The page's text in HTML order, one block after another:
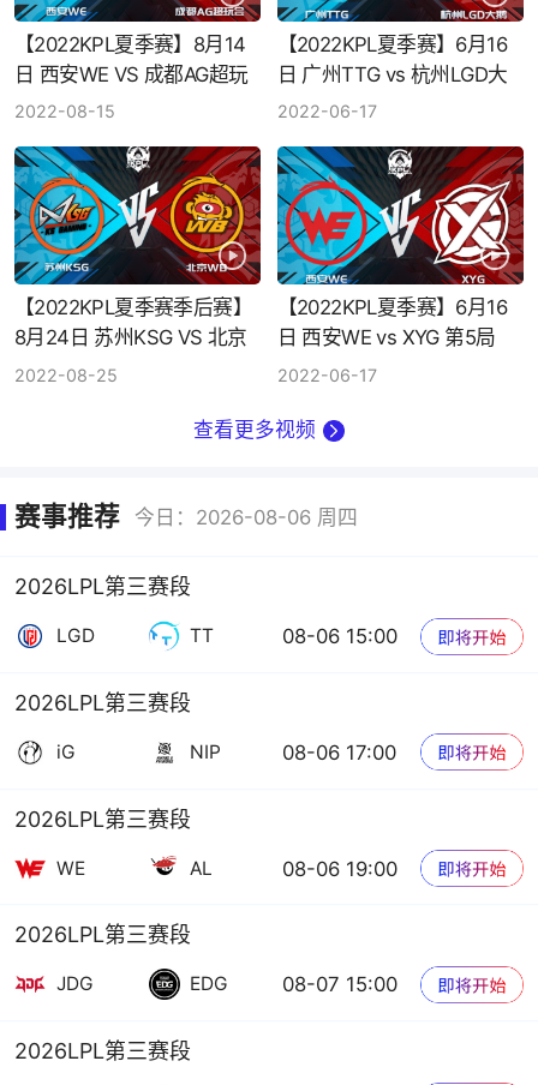
【2022KPL夏季赛】8月14
日 西安WE VS 成都AG超玩
会 第1局
2022-08-15
【2022KPL夏季赛】6月16
日 广州TTG vs 杭州LGD大
鹅 第1局
2022-06-17
【2022KPL夏季赛季后赛】
8月24日 苏州KSG VS 北京
WB 第1局
2022-08-25
【2022KPL夏季赛】6月16
日 西安WE vs XYG 第5局
2022-06-17
查看更多视频
赛事推荐 今日：2026-08-06 周四
2026LPL第三赛段
LGD TT 08-06 15:00
2026LPL第三赛段
iG NIP 08-06 17:00
2026LPL第三赛段
WE AL 08-06 19:00
2026LPL第三赛段
JDG EDG 08-07 15:00
2026LPL第三赛段